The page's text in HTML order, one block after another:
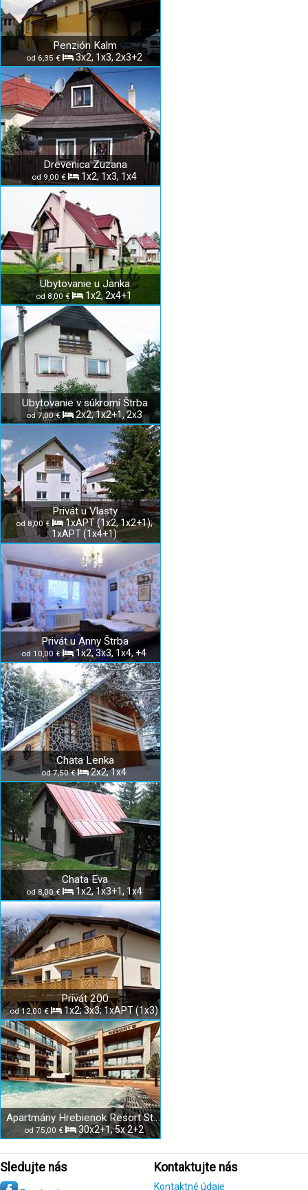
Penzión Kalm
od 6,35 € 3x2, 1x3, 2x3+2
Drevenica Zuzana
od 9,00 € 1x2, 1x3, 1x4
Ubytovanie u Janka
od 8,00 € 1x2, 2x4+1
Ubytovanie v súkromí Štrba
od 7,00 € 2x2, 1x2+1, 2x3
Privát u Vlasty
od 8,00 €
1xAPT (1x2, 1x2+1);
1xAPT (1x4+1)
Privát u Anny Štrba
od 10,00 € 1x2, 3x3, 1x4, +4
Chata Lenka
od 7,50 € 2x2, 1x4
Chata Eva
od 8,00 € 1x2, 1x3+1, 1x4
Privát 200
od 12,00 € 1x2; 3x3; 1xAPT (1x3)
Apartmány Hrebienok Resort Starý Smokovec
od 75,00 € 30x2+1, 5x 2+2
Sledujte nás Kontaktujte nás
Kontaktné údaje